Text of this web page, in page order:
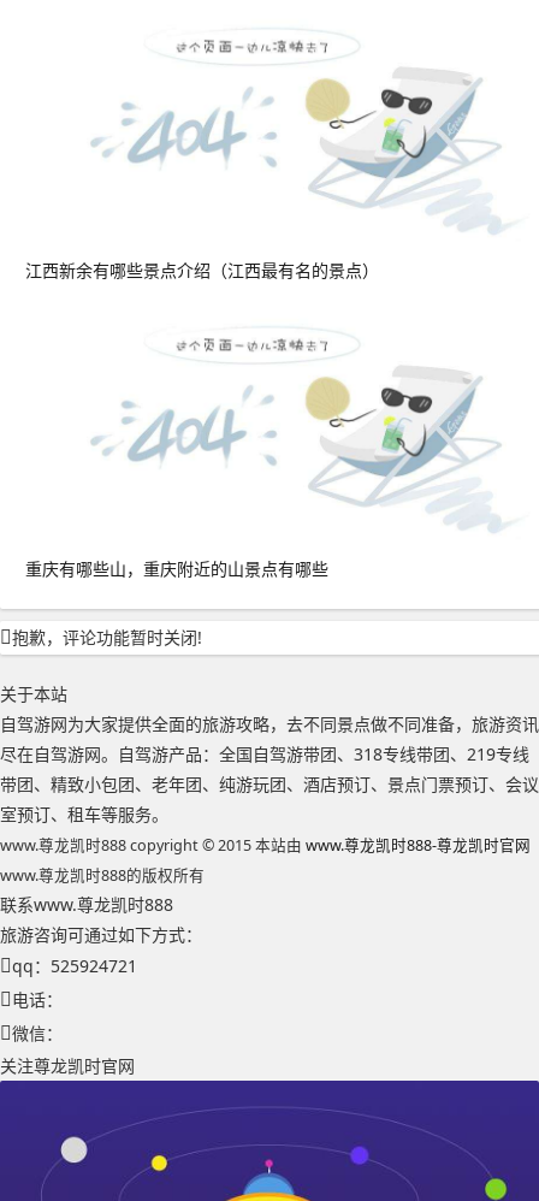
江西新余有哪些景点介绍（江西最有名的景点）
重庆有哪些山，重庆附近的山景点有哪些
抱歉，评论功能暂时关闭!
关于本站
自驾游网为大家提供全面的旅游攻略，去不同景点做不同准备，旅游资讯
尽在自驾游网。自驾游产品：全国自驾游带团、318专线带团、219专线
带团、精致小包团、老年团、纯游玩团、酒店预订、景点门票预订、会议
室预订、租车等服务。
www.尊龙凯时888 copyright © 2015 本站由 www.尊龙凯时888-尊龙凯时官网
www.尊龙凯时888的版权所有
联系www.尊龙凯时888
旅游咨询可通过如下方式：
qq：525924721
电话：
微信：
关注尊龙凯时官网